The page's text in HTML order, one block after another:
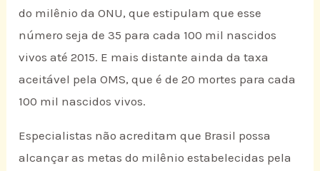
do milênio da ONU, que estipulam que esse
número seja de 35 para cada 100 mil nascidos
vivos até 2015. E mais distante ainda da taxa
aceitável pela OMS, que é de 20 mortes para cada
100 mil nascidos vivos.
Especialistas não acreditam que Brasil possa
alcançar as metas do milênio estabelecidas pela